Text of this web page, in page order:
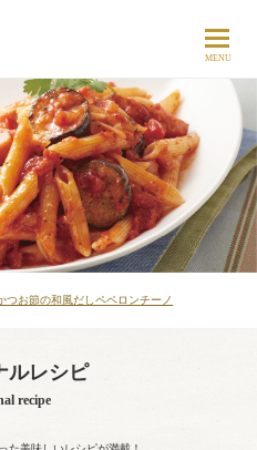
つお節の和風だしペペロンチーノ
ルレシピ
recipe